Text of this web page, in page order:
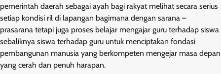
pemerintah daerah sebagai ayah bagi rakyat melihat secara serius
setiap kondisi ril di lapangan bagimana dengan sarana –
prasarana tetapi juga proses belajar mengajar guru terhadap siswa
sebaliknya siswa terhadap guru untuk menciptakan fondasi
pembangunan manusia yang berkompeten mengejar masa depan
yang cerah dan penuh harapan.